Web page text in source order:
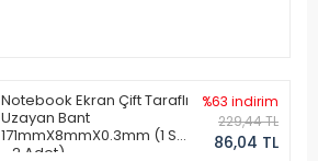
Notebook Ekran Çift Taraflı
Uzayan Bant
171mmX8mmX0.3mm (1 Set
- 2 Adet)
%63 indirim
229,44 TL
86,04 TL